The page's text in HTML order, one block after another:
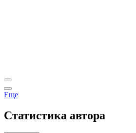
Еще
Статистика автора